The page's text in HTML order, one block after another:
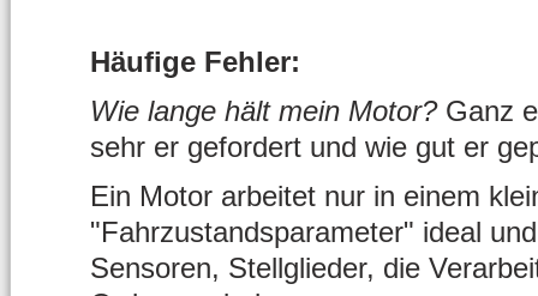
Häufige Fehler:
Wie lange hält mein Motor?Ganz
sehr er gefordert und wie gut er
Ein Motor arbeitet nur in einem
"Fahrzustandsparameter" ideal
Sensoren, Stellglieder, die